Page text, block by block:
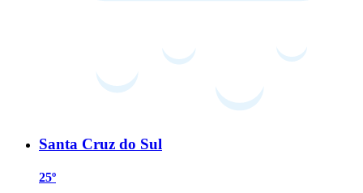
Santa Cruz do Sul
25º